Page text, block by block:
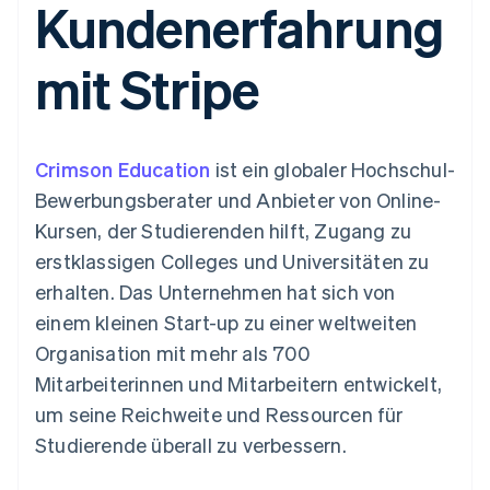
Zugriff auf mehr als
125
Zahlungen vor Ort
Authorization
Autorisierungsraten
Beschleunigter
Bezahlvorgang
Connections
Verbundene
Datensynchronisierung
Product roadmap
Ausblick
Geldmanagement
Plattformen
SaaS
KI-Unternehmen
Creator Economy
Gaming
Freizeit
Versicherungen
Unterhaltung
Gemeinnützige
Organisationen
Fachdienstleistungen
Öffentlicher Sektor
Einzelhandel
Marktplatz auf
Grundlagen der
Abonnementverwaltung
So setzen Sie
nutzungsbasierte
Karten ausgeben: So
geht´s
Bereitstellung und
Verwaltung von
Diensten mit Agenten
App-Integrationen
Code-Beispiele
Entwickler-Blog
API-Status
Produkt-Roadmap
Stripe Sessions
Karriere
Newsroom
Stripe Press
Kontakt
Sales-Team
kontaktieren
Partner werden
Kundenerfahrung
mit Stripe
Crimson Education ist ein globaler Hochschul-
Bewerbungsberater und Anbieter von Online-
Kursen, der Studierenden hilft, Zugang zu
erstklassigen Colleges und Universitäten zu
erhalten. Das Unternehmen hat sich von
einem kleinen Start-up zu einer weltweiten
Organisation mit mehr als 700
Mitarbeiterinnen und Mitarbeitern entwickelt,
um seine Reichweite und Ressourcen für
Studierende überall zu verbessern.